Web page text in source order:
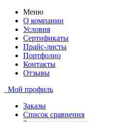
Меню
О компании
Условия
Сертификаты
Прайс-листы
Портфолио
Контакты
Отзывы
Мой профиль
Заказы
Список сравнения